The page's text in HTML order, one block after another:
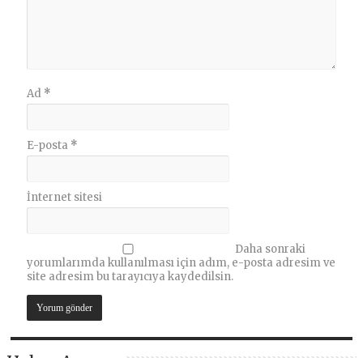
Ad *
E-posta *
İnternet sitesi
Daha sonraki
yorumlarımda kullanılması için adım, e-posta adresim ve
site adresim bu tarayıcıya kaydedilsin.